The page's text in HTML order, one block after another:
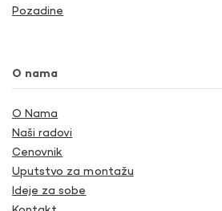
Pozadine
O nama
O Nama
Naši radovi
Cenovnik
Uputstvo za montažu
Ideje za sobe